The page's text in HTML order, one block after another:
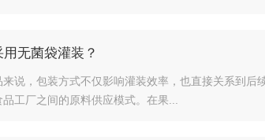
无菌袋灌装？
说，包装方式不仅影响灌装效率，也直接关系到
工厂之间的原料供应模式。在果...